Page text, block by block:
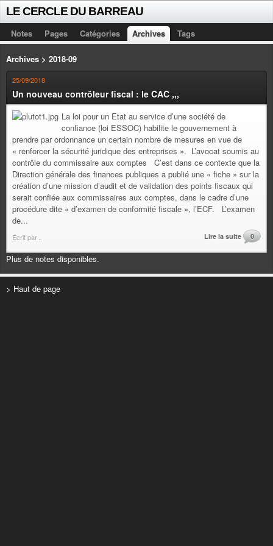
LE CERCLE DU BARREAU
Notes Pages Catégories Archives Tags
Archives > 2018-09
25/09/2018
Un nouveau contrôleur fiscal : le CAC ,,,
La loi pour un Etat au service d’une société de
confiance (loi ESSOC) habilite le gouvernement à
prendre par ordonnance un certain nombre de mesures en vue de
« renforcer la sécurité juridique des entreprises ». L’avocat soumis au
contrôle du commissaire aux comptes C’est dans ce contexte que la
Direction générale des finances publiques a publié une « fiche » sur la
création d’une mission d’audit et de validation des points fiscaux qui
serait confiée aux commissaires aux comptes, dans le cadre d’une
procédure dite « d’examen de conformité fiscale », l’ECF. L’examen
de...
Écrit par Lire la suite 0
Plus de notes disponibles.
> Haut de page